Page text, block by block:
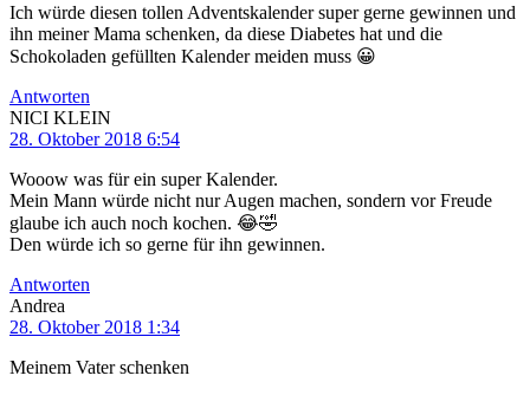
Ich würde diesen tollen Adventskalender super gerne gewinnen und
ihn meiner Mama schenken, da diese Diabetes hat und die
Schokoladen gefüllten Kalender meiden muss 😀
Antworten
NICI KLEIN
28. Oktober 2018 6:54
Wooow was für ein super Kalender.
Mein Mann würde nicht nur Augen machen, sondern vor Freude
glaube ich auch noch kochen. 😂🤣
Den würde ich so gerne für ihn gewinnen.
Antworten
Andrea
28. Oktober 2018 1:34
Meinem Vater schenken